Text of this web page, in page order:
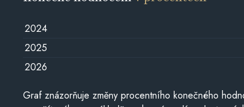
2024
2025
2026
Graf znázorňuje změny procentního konečného